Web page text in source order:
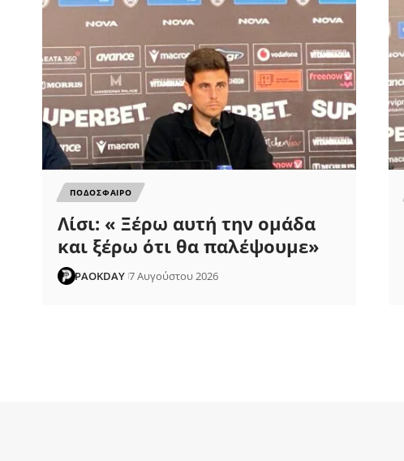
ΠΟΔΟΣΦΑΙΡΟ
Λίσι: « Ξέρω αυτή την ομάδα
και ξέρω ότι θα παλέψουμε»
PAOKDAY 7 Αυγούστου 2026